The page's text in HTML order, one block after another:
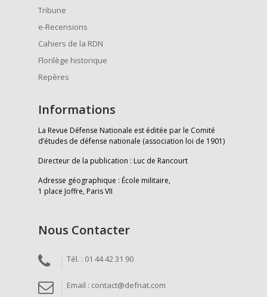
Tribune
e-Recensions
Cahiers de la RDN
Florilège historique
Repères
Informations
La Revue Défense Nationale est éditée par le Comité
d’études de défense nationale (association loi de 1901)
Directeur de la publication : Luc de Rancourt
Adresse géographique : École militaire,
1 place Joffre, Paris VII
Nous Contacter
Tél. : 01 44 42 31 90
Email : contact@defnat.com